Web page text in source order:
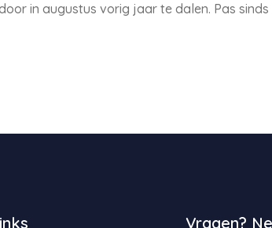
in augustus vorig jaar te dalen. Pas sinds
Vragen?